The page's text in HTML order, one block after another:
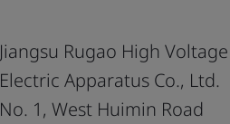
Jiangsu Rugao High Voltage
Electric Apparatus Co., Ltd.
No. 1, West Huimin Road